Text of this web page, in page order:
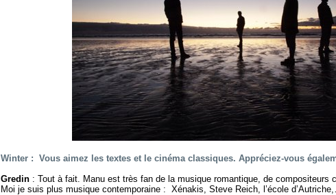
Winter : Vous aimez les textes et le cinéma classiques. Appréciez-vous
Gredin : Tout à fait. Manu est très fan de la musique romantique, de compositeurs
Moi je suis plus musique contemporaine : Xénakis, Steve Reich, l’école